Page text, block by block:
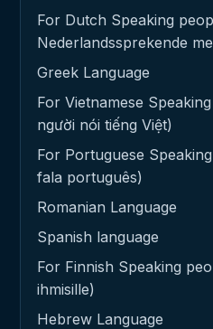
For Dutch Speaking
Nederlandssprekende
Greek Language
For Vietnamese
người nói tiếng Việt)
For Portuguese
fala português)
Romanian Language
Spanish language
For Finnish Speaking
ihmisille)
Hebrew Language